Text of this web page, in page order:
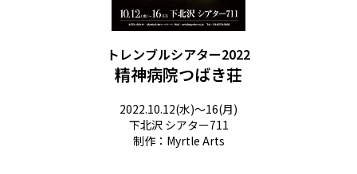
トレンブルシアター2022
精神病院つばき荘
2022.10.12(水)〜16(月)
下北沢 シアター711
制作：Myrtle Arts